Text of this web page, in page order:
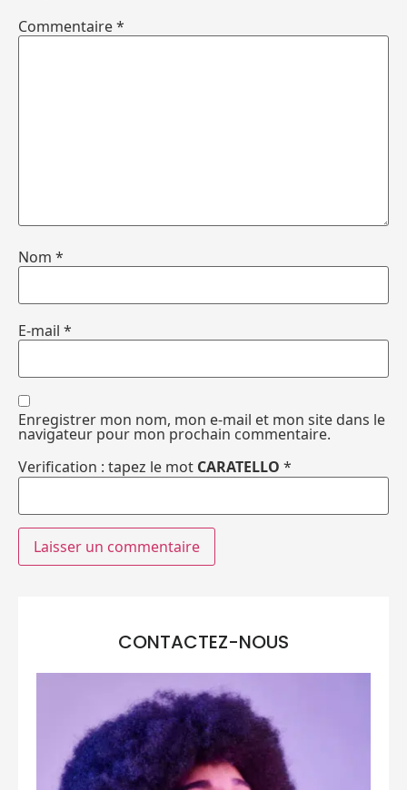
Commentaire*
Nom *
E-mail *
Enregistrer mon nom, mon e-mail et mon site dans le
navigateur pour mon prochain commentaire.
Verification : tapez le mot CARATELLO *
CONTACTEZ-NOUS